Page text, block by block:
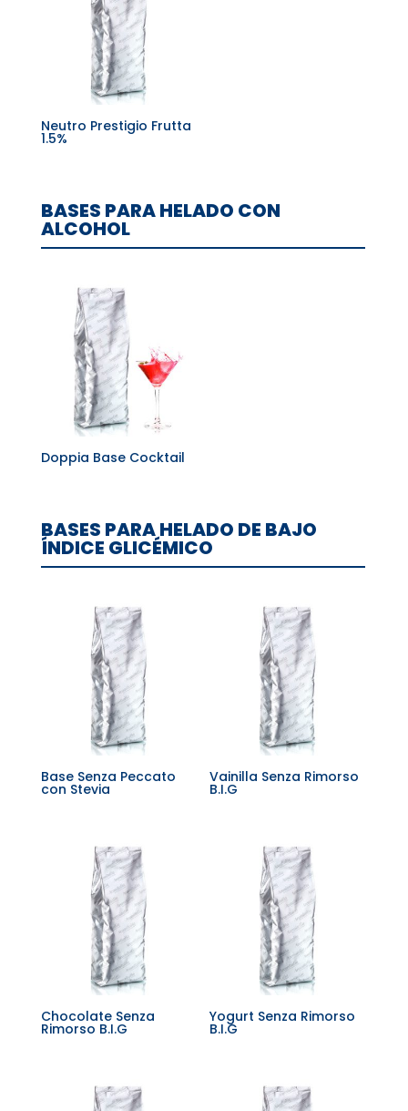
Neutro Prestigio Frutta
1.5%
BASES PARA HELADO CON
ALCOHOL
Doppia Base Cocktail
BASES PARA HELADO DE BAJO
ÍNDICE GLICÉMICO
Base Senza Peccato
con Stevia
Vainilla Senza Rimorso
B.I.G
Chocolate Senza
Rimorso B.I.G
Yogurt Senza Rimorso
B.I.G